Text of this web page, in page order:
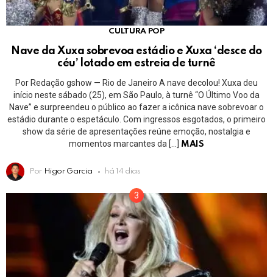
CULTURA POP
Nave da Xuxa sobrevoa estádio e Xuxa ‘desce do
céu’ lotado em estreia de turnê
Por Redação gshow — Rio de Janeiro A nave decolou! Xuxa deu
início neste sábado (25), em São Paulo, à turnê “O Último Voo da
Nave” e surpreendeu o público ao fazer a icônica nave sobrevoar o
estádio durante o espetáculo. Com ingressos esgotados, o primeiro
show da série de apresentações reúne emoção, nostalgia e
momentos marcantes da […]
MAIS
Por Higor Garcia há 14 dias